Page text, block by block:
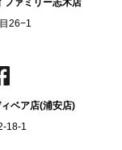
ファミリー志木店
26−1
ベア店(浦安店)
18-1